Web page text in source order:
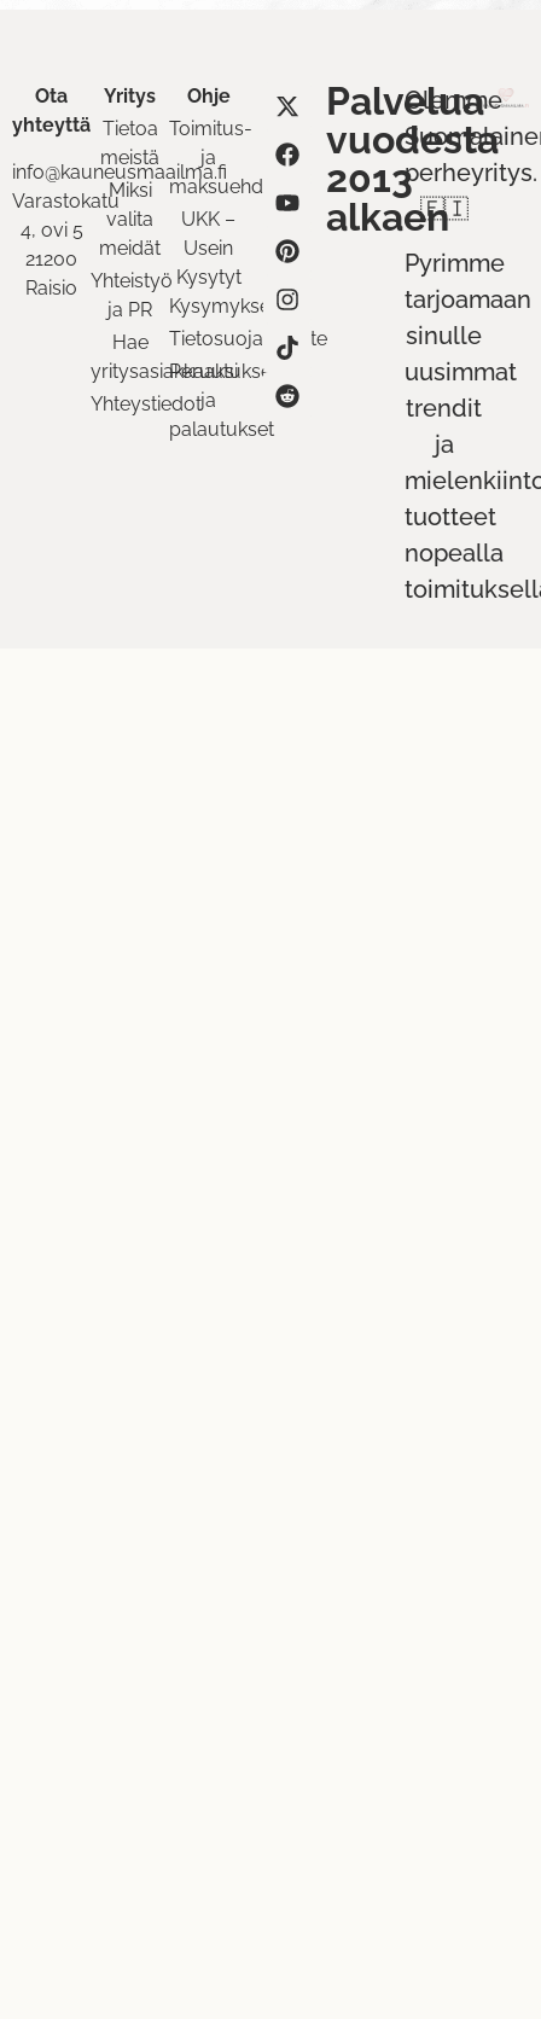
Ota
yhteyttä
info@kauneusmaailma.fi
Varastokatu
4, ovi 5
21200
Raisio
Yritys
Tietoa
meistä
Miksi
valita
meidät
Yhteistyö
ja PR
Hae
yritysasiakkaaksi
Yhteystiedot
Ohje
Toimitus-
ja
maksuehdot
UKK –
Usein
Kysytyt
Kysymykset
Tietosuojaseloste
Peruutukset
ja
palautukset
Palvelua
vuodesta
2013
alkaen
Olemme
perheyritys.
🇫🇮
Pyrimme
tarjoamaan
sinulle
uusimmat
trendit
ja
tuotteet
nopealla